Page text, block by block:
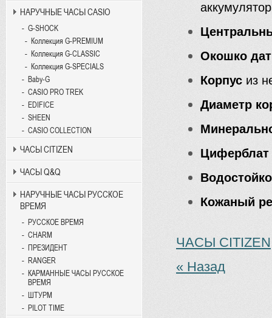
Окошко
Корпус из
Диаметр
Циферблат
Кожаный
ЧАСЫ CITIZEN
« Назад
НАРУЧНЫЕ ЧАСЫ CASIO
G-SHOCK
Коллекция G-PREMIUM
Коллекция G-CLASSIC
Коллекция G-SPECIALS
Baby-G
CASIO PRO TREK
EDIFICE
SHEEN
CASIO COLLECTION
ЧАСЫ CITIZEN
ЧАСЫ Q&Q
НАРУЧНЫЕ ЧАСЫ РУССКОЕ
ВРЕМЯ
РУССКОЕ ВРЕМЯ
CHARM
ПРЕЗИДЕНТ
RANGER
КАРМАННЫЕ ЧАСЫ РУССКОЕ
ВРЕМЯ
ШТУРМ
PILOT TIME